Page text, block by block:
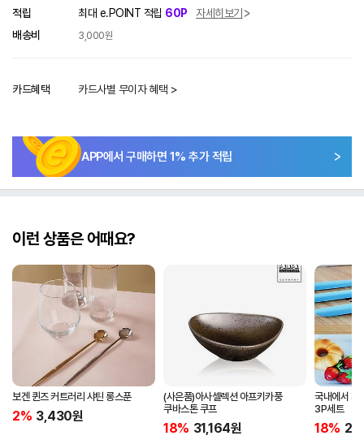
적립 최대 e.POINT 적립 60P
자세히보기
배송비
3,000원
카드혜택 카드사별 무이자 혜택 >
APP에서 구매하면 1% 추가 적립
이런 상품은 어때요?
보겐 퀸즈 커트러리 샤틴 롱스푼
2% 3,430원
(사은품)아사셀렉션 아프키카풍
쿠바스톤 쿠프
18% 31,164원
국내에서 제
3P세트
18%